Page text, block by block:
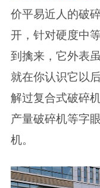
价平易近人的破
开，针对硬度中
到擒来，它外表
就在你认识它以
解过复合式破碎
产量破碎机等字
机。